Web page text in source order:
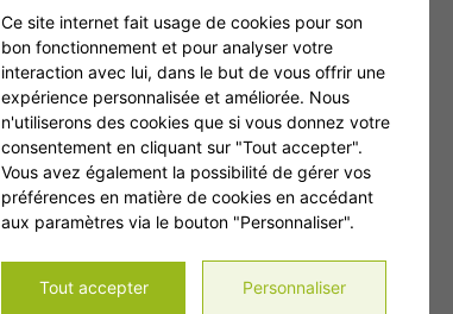
Ce site internet fait usage de cookies pour son
bon fonctionnement et pour analyser votre
interaction avec lui, dans le but de vous offrir une
expérience personnalisée et améliorée. Nous
n'utiliserons des cookies que si vous donnez votre
consentement en cliquant sur "Tout accepter".
Vous avez également la possibilité de gérer vos
préférences en matière de cookies en accédant
aux paramètres via le bouton "Personnaliser".
Tout accepter Personnaliser